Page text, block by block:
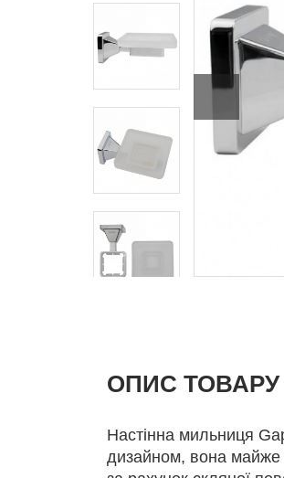
ОПИС ТОВАРУ
Настінна мильниця
дизайном, вона майже